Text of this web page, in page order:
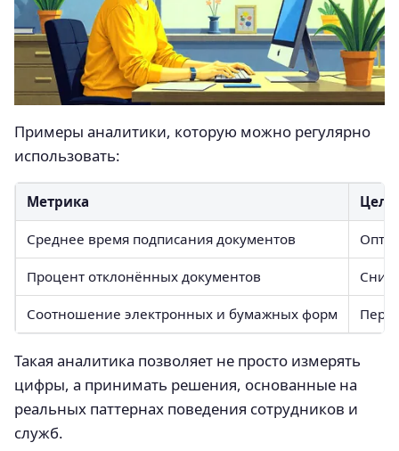
Примеры аналитики, которую можно регулярно
использовать:
Метрика Цель
Среднее время подписания документов
Процент отклонённых документов
Соотношение электронных и бумажных форм
Такая аналитика позволяет не просто измерять
цифры, а принимать решения, основанные на
реальных паттернах поведения сотрудников и
служб.